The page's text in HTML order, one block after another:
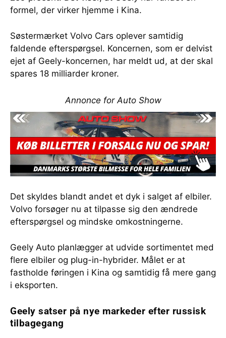
formel, der virker hjemme i Kina.
Søstermærket Volvo Cars oplever samtidig
faldende efterspørgsel. Koncernen, som er delvist
ejet af Geely-koncernen, har meldt ud, at der skal
spares 18 milliarder kroner.
Annonce for Auto Show
Det skyldes blandt andet et dyk i salget af elbiler.
Volvo forsøger nu at tilpasse sig den ændrede
efterspørgsel og mindske omkostningerne.
Geely Auto planlægger at udvide sortimentet med
flere elbiler og plug-in-hybrider. Målet er at
fastholde føringen i Kina og samtidig få mere gang
i eksporten.
Geely satser på nye markeder efter russisk
tilbagegang